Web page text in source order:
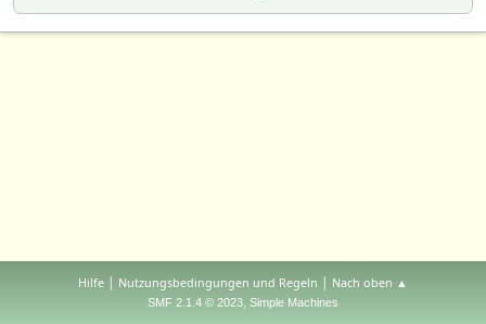
Hilfe | Nutzungsbedingungen und Regeln | Nach oben ▲
SMF 2.1.4 © 2023, Simple Machines